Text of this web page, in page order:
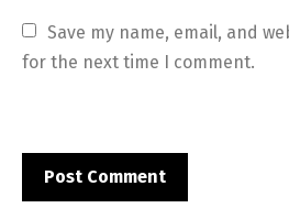
Save my name, email, and
for the next time I comment.